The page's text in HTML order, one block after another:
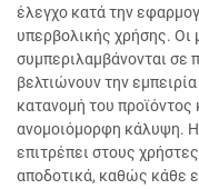
έλεγχο κατά την
υπερβολικής χρήσης. Οι
συμπεριλαμβάνονται σε
βελτιώνουν την
κατανομή του προϊόντος
ανομοιόμορφη κάλυψη.
επιτρέπει στους
αποδοτικά, καθώς κάθε